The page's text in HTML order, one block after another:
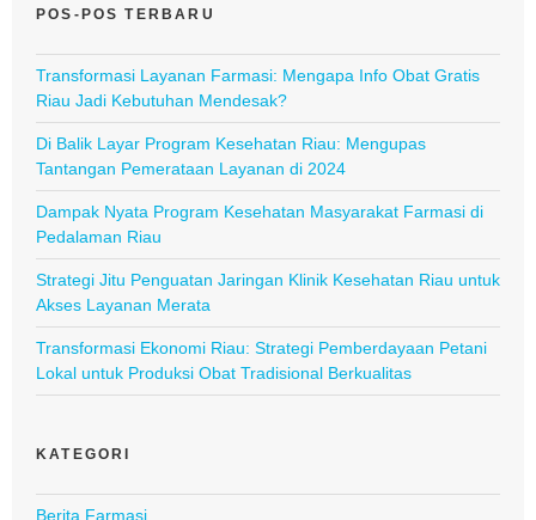
POS-POS TERBARU
Transformasi Layanan Farmasi: Mengapa Info Obat Gratis
Riau Jadi Kebutuhan Mendesak?
Di Balik Layar Program Kesehatan Riau: Mengupas
Tantangan Pemerataan Layanan di 2024
Dampak Nyata Program Kesehatan Masyarakat Farmasi di
Pedalaman Riau
Strategi Jitu Penguatan Jaringan Klinik Kesehatan Riau untuk
Akses Layanan Merata
Transformasi Ekonomi Riau: Strategi Pemberdayaan Petani
Lokal untuk Produksi Obat Tradisional Berkualitas
KATEGORI
Berita Farmasi